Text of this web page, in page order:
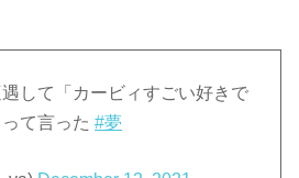
して「カービィすごい好きで
って言った#夢